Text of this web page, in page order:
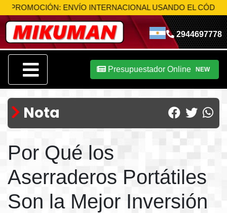
ENVÍO INTERNACIONAL USANDO EL CÓDIGOMIK-
2944697778
Presupuestador Online NEW
Nota
Por Qué los
Aserraderos Portátiles
Son la Mejor Inversión